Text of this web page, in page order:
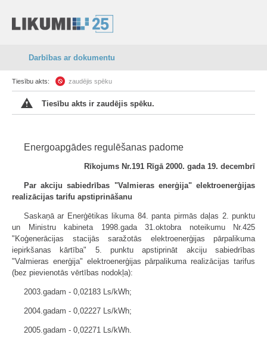
Darbības ar dokumentu
Tiesību akts: zaudējis spēku
Tiesību akts ir zaudējis spēku.
Energoapgādes regulēšanas padome
Rīkojums Nr.191 Rīgā 2000. gada 19. decembrī
Par akciju sabiedrības "Valmieras enerģija" elektroenerģijas
realizācijas tarifu apstiprināšanu
Saskaņā ar Enerģētikas likuma 84. panta pirmās daļas 2. punktu
un Ministru kabineta 1998.gada 31.oktobra noteikumu Nr.425
"Koģenerācijas stacijās saražotās elektroenerģijas pārpalikuma
iepirkšanas kārtība" 5. punktu apstiprināt akciju sabiedrības
"Valmieras enerģija" elektroenerģijas pārpalikuma realizācijas tarifus
(bez pievienotās vērtības nodokļa):
2003.gadam - 0,02183 Ls/kWh;
2004.gadam - 0,02227 Ls/kWh;
2005.gadam - 0,02271 Ls/kWh.